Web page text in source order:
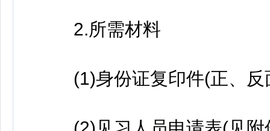
2.所需材料
(1)身份证复印件(正、反